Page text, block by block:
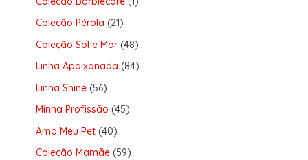
Coleção Pérola 21
Coleção Sol e Mar 48
Linha Apaixonada 84
Linha Shine 56
Minha Profissão 45
Amo Meu Pet 40
Coleção Mamãe 59